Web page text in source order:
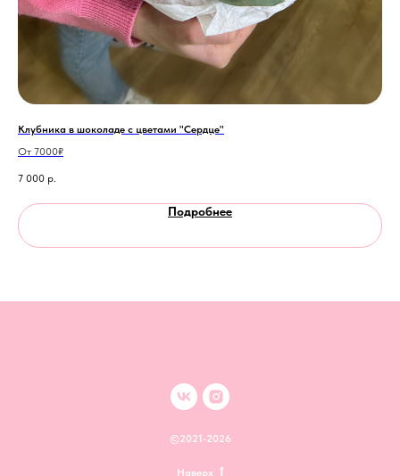
Клубника в шоколаде с цветами "Сердце"
От 7000₽
7 000 р.
Подробнее
©2021-2026
Наверх